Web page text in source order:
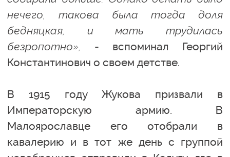
нечего, такова была тогда доля
бедняцкая, и мать трудилась
безропотно»,
- вспоминал Георгий
Константинович о своем детстве.
В 1915 году Жукова призвали в
Императорскую армию. В
Малоярославце его отобрали в
кавалерию и в тот же день с группой